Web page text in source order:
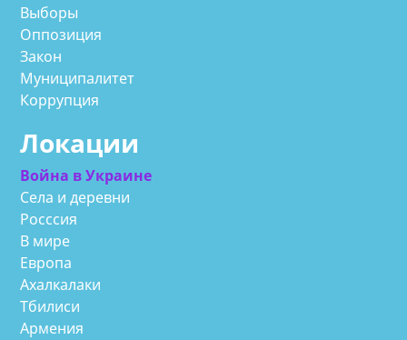
Выборы
Оппозиция
Закон
Муниципалитет
Коррупция
Локации
Война в Украине
Села и деревни
Росссия
В мире
Европа
Ахалкалаки
Тбилиси
Армения